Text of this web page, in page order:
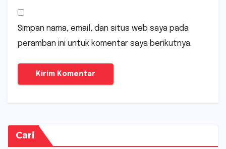
Simpan nama, email, dan situs web saya pada
peramban ini untuk komentar saya berikutnya.
Cari